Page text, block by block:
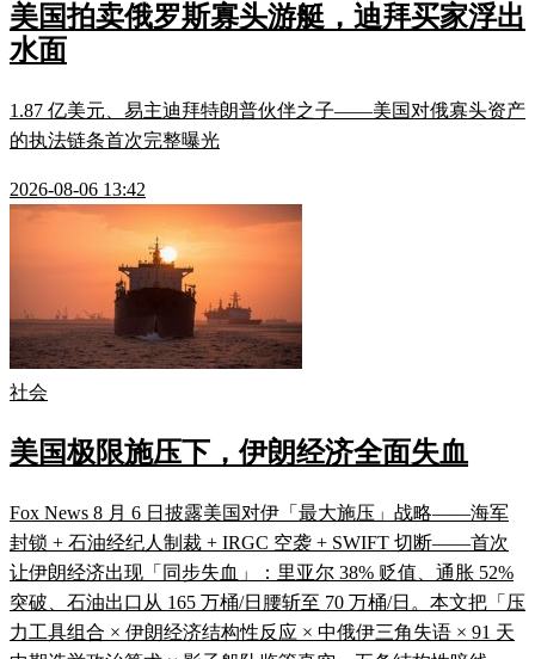
美国拍卖俄罗斯寡头游艇，迪拜买家浮出
水面
1.87 亿美元、易主迪拜特朗普伙伴之子——美国对俄寡头资产
的执法链条首次完整曝光
2026-08-06 13:42
社会
美国极限施压下，伊朗经济全面失血
Fox News 8 月 6 日披露美国对伊「最大施压」战略——海军
封锁 + 石油经纪人制裁 + IRGC 空袭 + SWIFT 切断——首次
让伊朗经济出现「同步失血」：里亚尔 38% 贬值、通胀 52%
突破、石油出口从 165 万桶/日腰斩至 70 万桶/日。本文把「压
力工具组合 × 伊朗经济结构性反应 × 中俄伊三角失语 × 91 天